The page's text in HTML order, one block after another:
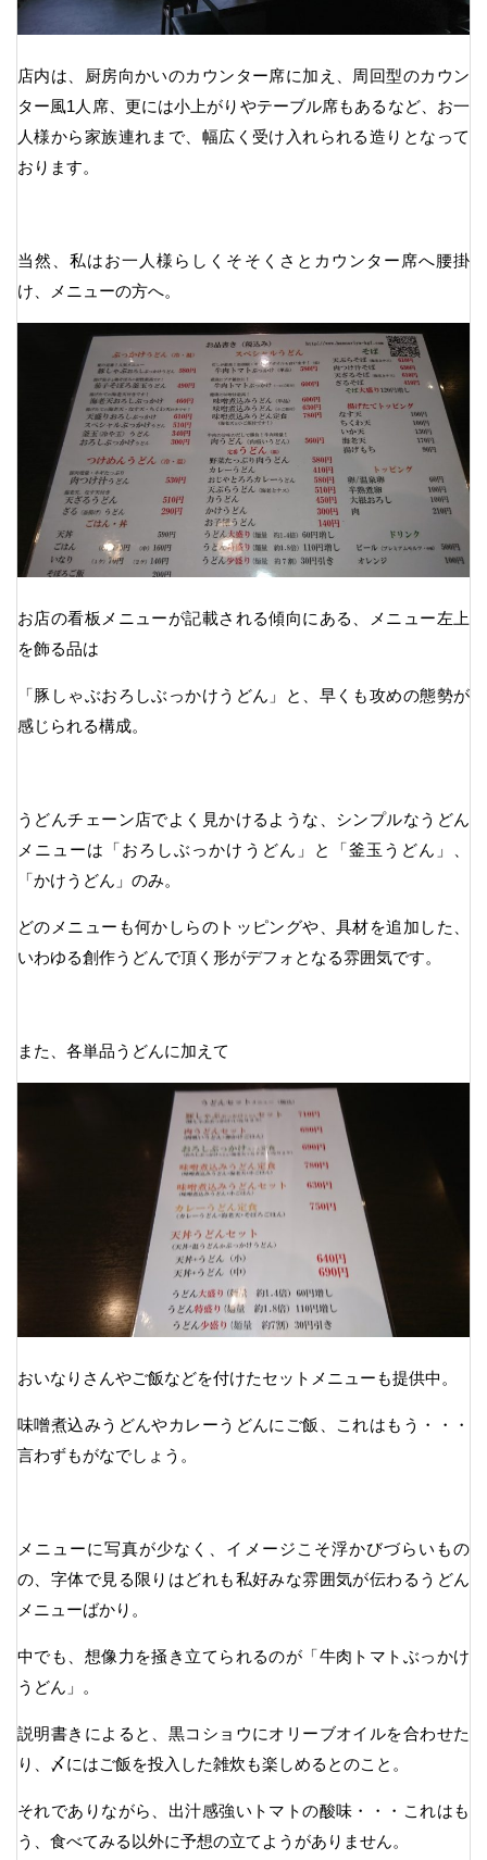
店内は、厨房向かいのカウンター席に加え、周回型のカウン
ター風1人席、更には小上がりやテーブル席もあるなど、お一
人様から家族連れまで、幅広く受け入れられる造りとなって
おります。
当然、私はお一人様らしくそそくさとカウンター席へ腰掛
け、メニューの方へ。
お店の看板メニューが記載される傾向にある、メニュー左上
を飾る品は
「豚しゃぶおろしぶっかけうどん」と、早くも攻めの態勢が
感じられる構成。
うどんチェーン店でよく見かけるような、シンプルなうどん
メニューは「おろしぶっかけうどん」と「釜玉うどん」、
「かけうどん」のみ。
どのメニューも何かしらのトッピングや、具材を追加した、
いわゆる創作うどんで頂く形がデフォとなる雰囲気です。
また、各単品うどんに加えて
おいなりさんやご飯などを付けたセットメニューも提供中。
味噌煮込みうどんやカレーうどんにご飯、これはもう・・・
言わずもがなでしょう。
メニューに写真が少なく、イメージこそ浮かびづらいもの
の、字体で見る限りはどれも私好みな雰囲気が伝わるうどん
メニューばかり。
中でも、想像力を掻き立てられるのが「牛肉トマトぶっかけ
うどん」。
説明書きによると、黒コショウにオリーブオイルを合わせた
り、〆にはご飯を投入した雑炊も楽しめるとのこと。
それでありながら、出汁感強いトマトの酸味・・・これはも
う、食べてみる以外に予想の立てようがありません。